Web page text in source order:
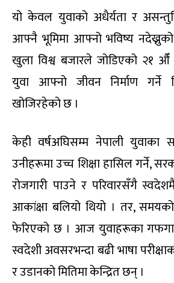
यो केवल युवाको अधैर्यता र
आफ्नै भूमिमा आफ्नो भविष्य
खुला विश्व बजारले जोडिएको २१ औँ
युवा आफ्नो जीवन निर्माण गर्ने
खोजिरहेको छ ।
केही वर्षअघिसम्म नेपाली
उनीहरूमा उच्च शिक्षा हासिल गर्ने,
रोजगारी पाउने र परिवारसँगै
आकांक्षा बलियो थियो । तर,
फेरिएको छ । आज युवाहरूका
स्वदेशी अवसरभन्दा बढी भाषा
र उडानको मितिमा केन्द्रित छन् ।